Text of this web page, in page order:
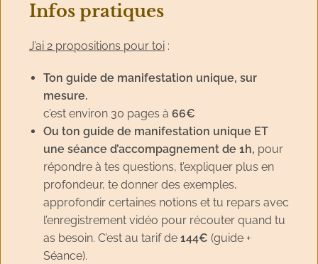
Infos pratiques
J’ai 2 propositions pour toi :
Ton guide de manifestation unique, sur
mesure.
c’est environ 30 pages à 66€
Ou ton guide de manifestation unique ET
une séance d’accompagnement de 1h, pour
répondre à tes questions, t’expliquer plus en
profondeur, te donner des exemples,
approfondir certaines notions et tu repars avec
l’enregistrement vidéo pour récouter quand tu
as besoin. C’est au tarif de 144€ (guide +
Séance).